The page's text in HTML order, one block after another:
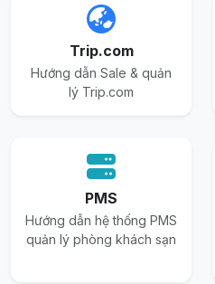
Trip.com
Hướng dẫn Sale & quản
lý Trip.com
PMS
Hướng dẫn hệ thống PMS
quản lý phòng khách sạn